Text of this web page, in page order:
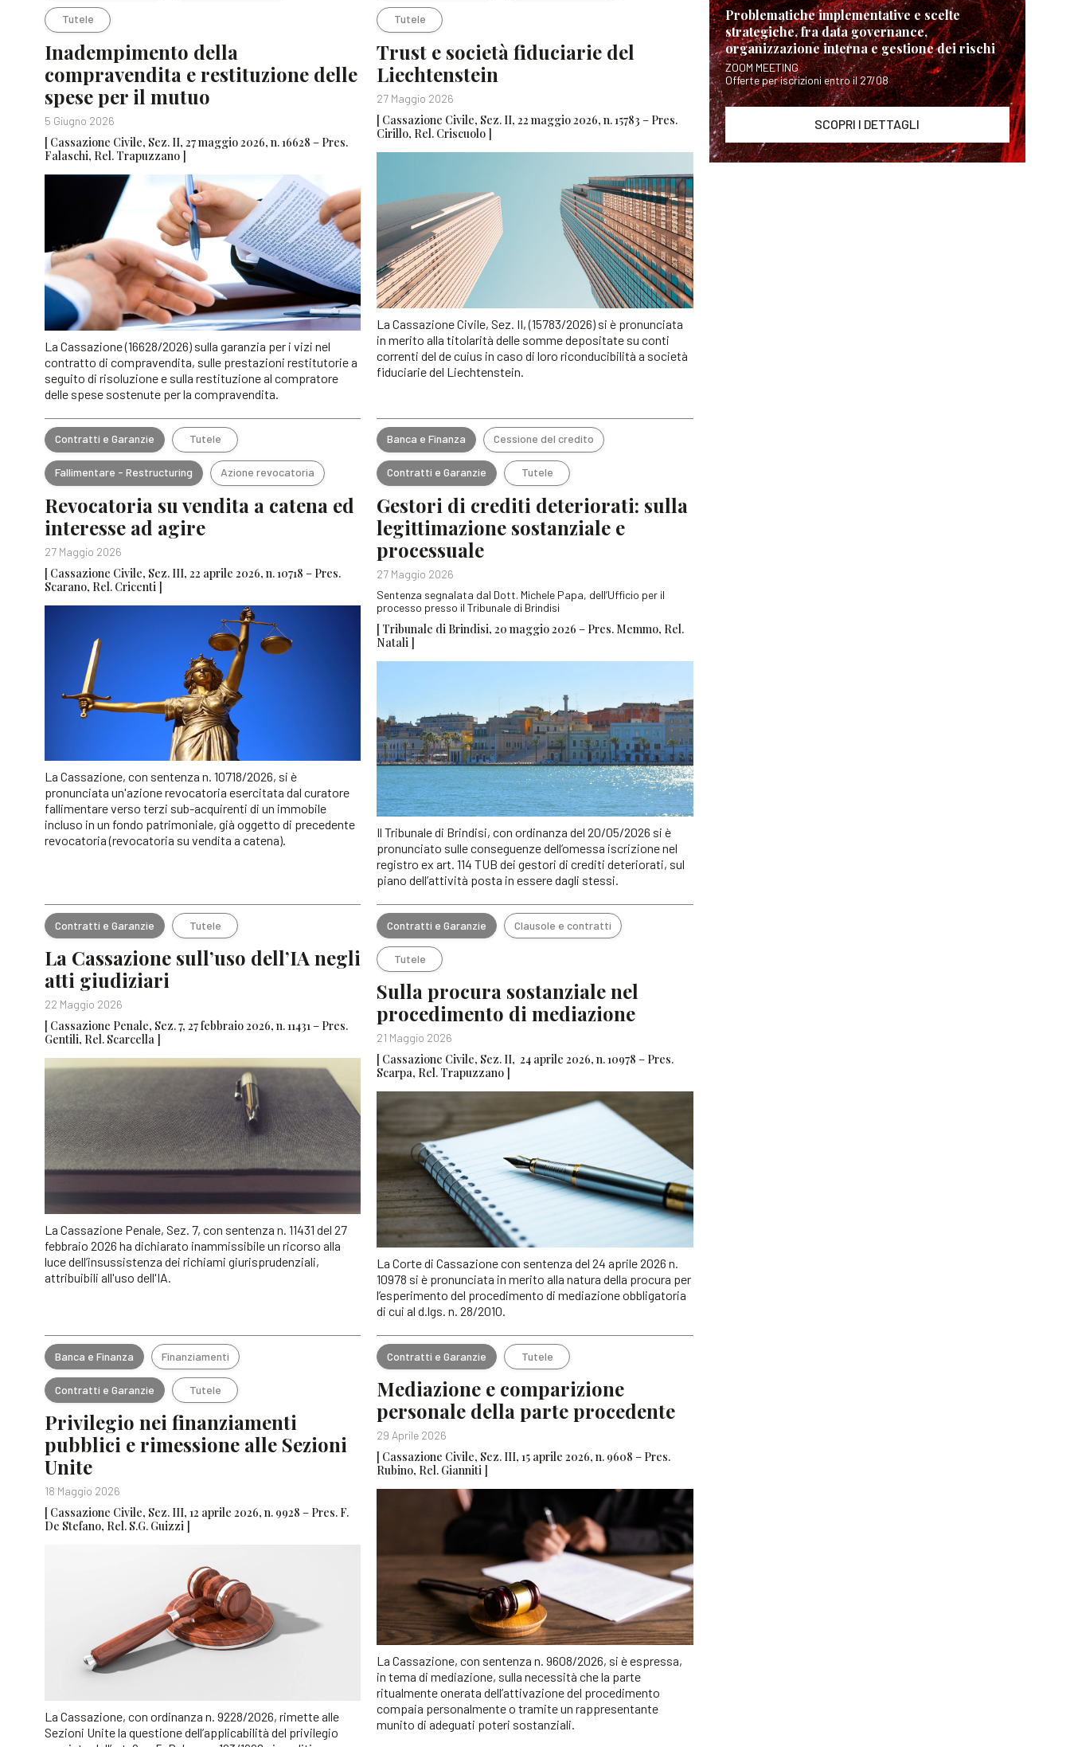
Tutele
Inadempimento della
compravendita e restituzione delle
spese per il mutuo
5 Giugno 2026
[ Cassazione Civile, Sez. II, 27 maggio 2026, n. 16628 – Pres.
Falaschi, Rel. Trapuzzano ]
La Cassazione (16628/2026) sulla garanzia per i vizi nel
contratto di compravendita, sulle prestazioni restitutorie a
seguito di risoluzione e sulla restituzione al compratore
delle spese sostenute per la compravendita.
Tutele
Trust e società fiduciarie del
Liechtenstein
27 Maggio 2026
[ Cassazione Civile, Sez. II, 22 maggio 2026, n. 15783 – Pres.
Cirillo, Rel. Criscuolo ]
La Cassazione Civile, Sez. II, (15783/2026) si è pronunciata
in merito alla titolarità delle somme depositate su conti
correnti del de cuius in caso di loro riconducibilità a società
fiduciarie del Liechtenstein.
Contratti e Garanzie Tutele
Fallimentare - Restructuring Azione revocatoria
Revocatoria su vendita a catena ed
interesse ad agire
27 Maggio 2026
[ Cassazione Civile, Sez. III, 22 aprile 2026, n. 10718 – Pres.
Scarano, Rel. Cricenti ]
La Cassazione, con sentenza n. 10718/2026, si è
pronunciata un'azione revocatoria esercitata dal curatore
fallimentare verso terzi sub-acquirenti di un immobile
incluso in un fondo patrimoniale, già oggetto di precedente
revocatoria (revocatoria su vendita a catena).
Banca e Finanza Cessione del credito
Contratti e Garanzie Tutele
Gestori di crediti deteriorati: sulla
legittimazione sostanziale e
processuale
27 Maggio 2026
Sentenza segnalata dal Dott. Michele Papa, dell’Ufficio per il
processo presso il Tribunale di Brindisi
[ Tribunale di Brindisi, 20 maggio 2026 – Pres. Memmo, Rel.
Natali ]
Il Tribunale di Brindisi, con ordinanza del 20/05/2026 si è
pronunciato sulle conseguenze dell’omessa iscrizione nel
registro ex art. 114 TUB dei gestori di crediti deteriorati, sul
piano dell’attività posta in essere dagli stessi.
Contratti e Garanzie Tutele
La Cassazione sull’uso dell’IA negli
atti giudiziari
22 Maggio 2026
[ Cassazione Penale, Sez. 7, 27 febbraio 2026, n. 11431 – Pres.
Gentili, Rel. Scarcella ]
La Cassazione Penale, Sez. 7, con sentenza n. 11431 del 27
febbraio 2026 ha dichiarato inammissibile un ricorso alla
luce dell’insussistenza dei richiami giurisprudenziali,
attribuibili all'uso dell'IA.
Contratti e Garanzie Clausole e contratti
Tutele
Sulla procura sostanziale nel
procedimento di mediazione
21 Maggio 2026
[ Cassazione Civile, Sez. II, 24 aprile 2026, n. 10978 – Pres.
Scarpa, Rel. Trapuzzano ]
La Corte di Cassazione con sentenza del 24 aprile 2026 n.
10978 si è pronunciata in merito alla natura della procura per
l’esperimento del procedimento di mediazione obbligatoria
di cui al d.lgs. n. 28/2010.
Banca e Finanza Finanziamenti
Contratti e Garanzie Tutele
Privilegio nei finanziamenti
pubblici e rimessione alle Sezioni
Unite
18 Maggio 2026
[ Cassazione Civile, Sez. III, 12 aprile 2026, n. 9928 – Pres. F.
De Stefano, Rel. S.G. Guizzi ]
La Cassazione, con ordinanza n. 9228/2026, rimette alle
Sezioni Unite la questione dell’applicabilità del privilegio
Contratti e Garanzie Tutele
Mediazione e comparizione
personale della parte procedente
29 Aprile 2026
[ Cassazione Civile, Sez. III, 15 aprile 2026, n. 9608 – Pres.
Rubino, Rel. Gianniti ]
La Cassazione, con sentenza n. 9608/2026, si è espressa,
in tema di mediazione, sulla necessità che la parte
ritualmente onerata dell’attivazione del procedimento
compaia personalmente o tramite un rappresentante
munito di adeguati poteri sostanziali.
Problematiche implementative e scelte
strategiche, fra data governance,
organizzazione interna e gestione dei rischi
ZOOM MEETING
Offerte per iscrizioni entro il 27/08
SCOPRI I DETTAGLI